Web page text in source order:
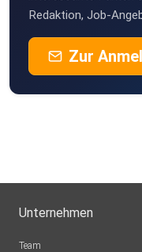
Redaktion, Job-
Zur
Unternehmen
Team